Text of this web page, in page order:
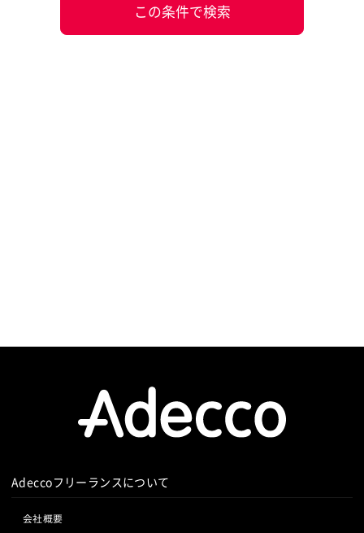
この条件で検索
Adeccoフリーランスについて
会社概要